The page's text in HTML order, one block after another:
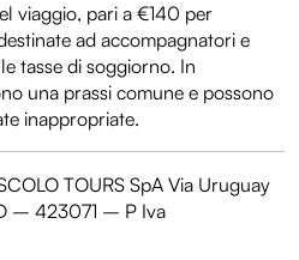
viaggio, pari a €140 per
ad accompagnatori e
tasse di soggiorno. In
una prassi comune e possono
inappropriate.
TOURS SpA Via Uruguay
– 423071 – P Iva